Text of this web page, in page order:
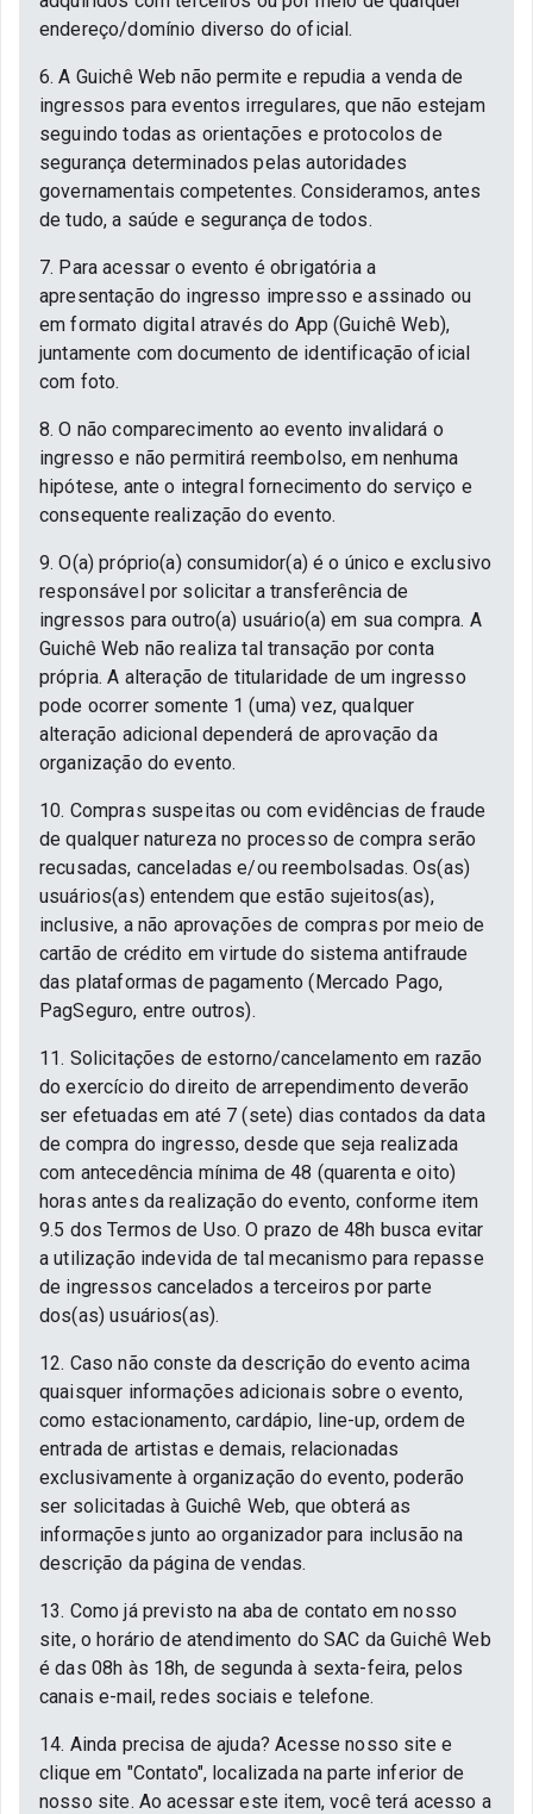
endereço/domínio diverso do oficial.
6. A Guichê Web não permite e repudia a venda de
ingressos para eventos irregulares, que não estejam
seguindo todas as orientações e protocolos de
segurança determinados pelas autoridades
governamentais competentes. Consideramos, antes
de tudo, a saúde e segurança de todos.
7. Para acessar o evento é obrigatória a
apresentação do ingresso impresso e assinado ou
em formato digital através do App (Guichê Web),
juntamente com documento de identificação oficial
com foto.
8. O não comparecimento ao evento invalidará o
ingresso e não permitirá reembolso, em nenhuma
hipótese, ante o integral fornecimento do serviço e
consequente realização do evento.
9. O(a) próprio(a) consumidor(a) é o único e exclusivo
responsável por solicitar a transferência de
ingressos para outro(a) usuário(a) em sua compra. A
Guichê Web não realiza tal transação por conta
própria. A alteração de titularidade de um ingresso
pode ocorrer somente 1 (uma) vez, qualquer
alteração adicional dependerá de aprovação da
organização do evento.
10. Compras suspeitas ou com evidências de fraude
de qualquer natureza no processo de compra serão
recusadas, canceladas e/ou reembolsadas. Os(as)
usuários(as) entendem que estão sujeitos(as),
inclusive, a não aprovações de compras por meio de
cartão de crédito em virtude do sistema antifraude
das plataformas de pagamento (Mercado Pago,
PagSeguro, entre outros).
11. Solicitações de estorno/cancelamento em razão
do exercício do direito de arrependimento deverão
ser efetuadas em até 7 (sete) dias contados da data
de compra do ingresso, desde que seja realizada
com antecedência mínima de 48 (quarenta e oito)
horas antes da realização do evento, conforme item
9.5 dos Termos de Uso. O prazo de 48h busca evitar
a utilização indevida de tal mecanismo para repasse
de ingressos cancelados a terceiros por parte
dos(as) usuários(as).
12. Caso não conste da descrição do evento acima
quaisquer informações adicionais sobre o evento,
como estacionamento, cardápio, line-up, ordem de
entrada de artistas e demais, relacionadas
exclusivamente à organização do evento, poderão
ser solicitadas à Guichê Web, que obterá as
informações junto ao organizador para inclusão na
descrição da página de vendas.
13. Como já previsto na aba de contato em nosso
site, o horário de atendimento do SAC da Guichê Web
é das 08h às 18h, de segunda à sexta-feira, pelos
canais e-mail, redes sociais e telefone.
14. Ainda precisa de ajuda? Acesse nosso site e
clique em "Contato", localizada na parte inferior de
nosso site. Ao acessar este item, você terá acesso a